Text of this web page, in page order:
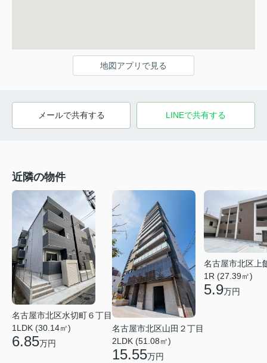
地図アプリで見る
メールで共有する LINEで共有する
近隣の物件
名古屋市北区水切町６丁目
1LDK (30.14㎡)
6.85万円
名古屋市北区山田２丁目
2LDK (51.08㎡)
15.55万円
名古屋市北区上
1R (27.39㎡)
5.9万円